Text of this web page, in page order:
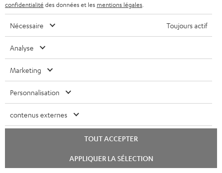
t
i
v
e
s
à
l
a
g
t
8 semaines d'essai
Retours sans frais
Service client à vie
Plus de 45 ans d'expertise
chat
confidentialité des données et les mentions légales
Nécessaire Toujours actif
Analyse
Marketing
Personnalisation
contenus externes
TOUT ACCEPTER
APPLIQUER LA SÉLECTION